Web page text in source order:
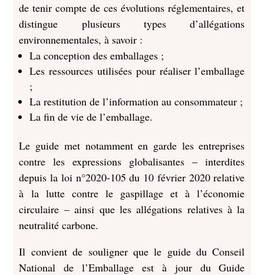
de tenir compte de ces évolutions réglementaires, et
distingue plusieurs types d’allégations
environnementales, à savoir :
La conception des emballages ;
Les ressources utilisées pour réaliser l’emballage
;
La restitution de l’information au consommateur ;
La fin de vie de l’emballage.
Le guide met notamment en garde les entreprises
contre les expressions globalisantes – interdites
depuis la loi n°2020-105 du 10 février 2020 relative
à la lutte contre le gaspillage et à l’économie
circulaire – ainsi que les allégations relatives à la
neutralité carbone.
Il convient de souligner que le guide du Conseil
National de l’Emballage est à jour du Guide